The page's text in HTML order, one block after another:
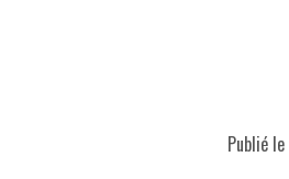
Publié le